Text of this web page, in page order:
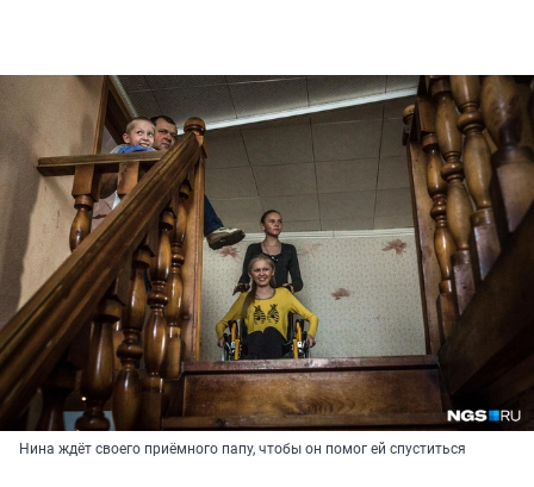
Нина ждёт своего приёмного папу, чтобы он помог ей спуститься